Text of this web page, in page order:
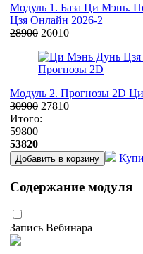
Модуль 1. База Ци Мэнь.
Цзя Онлайн 2026-2
28900 26010
Модуль 2. Прогнозы 2D
30900 27810
Итого:
59800
53820
Добавить в корзину
Содержание модуля
Запись Вебинара